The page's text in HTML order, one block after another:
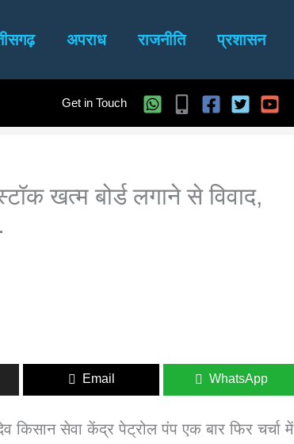
अपराध राजनीति प्रशासन
Get in Touch
खत्म बोर्ड लगाने से विवाद,
Email WhatsApp
किसान सेवा केंद्र पेट्रोल पंप एक बार फिर चर्चा में